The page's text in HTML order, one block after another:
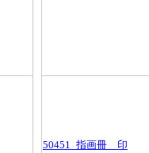
50451_指画冊＿印